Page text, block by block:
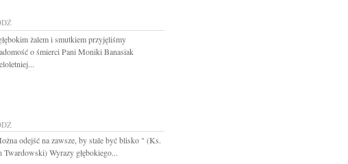
żalem i smutkiem przyjęliśmy
o śmierci Pani Moniki Banasiak
odejść na zawsze, by stale być blisko " (Ks.
Twardowski) Wyrazy głębokiego...